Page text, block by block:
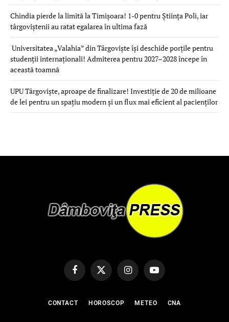
Chindia pierde la limită la Timișoara! 1-0 pentru Știința Poli, iar
târgoviștenii au ratat egalarea în ultima fază
Universitatea „Valahia” din Târgoviște își deschide porțile pentru
studenții internaționali! Admiterea pentru 2027–2028 începe în
această toamnă
UPU Târgoviște, aproape de finalizare! Investiție de 20 de milioane
de lei pentru un spațiu modern și un flux mai eficient al pacienților
FacebookX
(Twitter)
InstagramYouTube
CONTACT HOROSCOP METEO CNA